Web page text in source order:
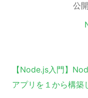
公開
【Node.js入門】
アプリを１から構築